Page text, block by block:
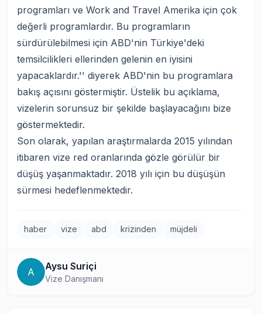
programları ve Work and Travel Amerika için çok
değerli programlardır. Bu programların
sürdürülebilmesi için ABD'nin Türkiye'deki
temsilcilikleri ellerinden gelenin en iyisini
yapacaklardır.'' diyerek ABD'nin bu programlara
bakış açısını göstermiştir. Üstelik bu açıklama,
vizelerin sorunsuz bir şekilde başlayacağını bize
göstermektedir.
Son olarak, yapılan araştırmalarda 2015 yılından
itibaren vize red oranlarında gözle görülür bir
düşüş yaşanmaktadır. 2018 yılı için bu düşüşün
sürmesi hedeflenmektedir.
haber vize abd krizinden müjdeli
A Aysu Suriçi
Vize Danışmanı